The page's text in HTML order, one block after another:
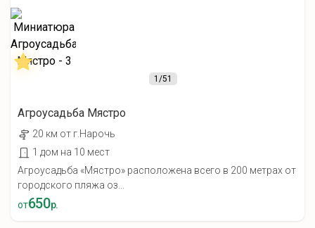
1/51
Агроусадьба Мястро
20 км от г.Нарочь
1 дом на 10 мест
Агроусадьба «Мястро» расположена всего в 200 метрах от
городского пляжа оз...
от650р.